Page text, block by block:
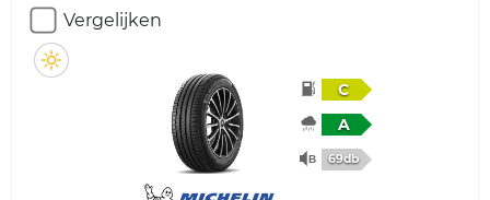
Vergelijken
C
A
69db